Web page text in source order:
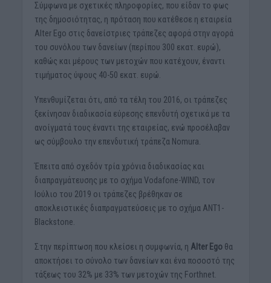
Σύμφωνα με σχετικές πληροφορίες, που είδαν το φως
της δημοσιότητας, η πρόταση που κατέθεσε η εταιρεία
Alter Ego στις δανείστριες τράπεζες αφορά στην αγορά
του συνόλου των δανείων (περίπου 300 εκατ. ευρώ),
καθώς και μέρους των μετοχών που κατέχουν, έναντι
τιμήματος ύψους 40-50 εκατ. ευρώ.
Υπενθυμίζεται ότι, από τα τέλη του 2016, οι τράπεζες
ξεκίνησαν διαδικασία εύρεσης επενδυτή σχετικά με τα
ανοίγματά τους έναντι της εταιρείας, ενώ προσέλαβαν
ως σύμβουλο την επενδυτική τράπεζα Nomura.
Έπειτα από σχεδόν τρία χρόνια διαδικασίας και
διαπραγμάτευσης με το σχήμα Vodafone-WIND, τον
Ιούλιο του 2019 οι τράπεζες βρέθηκαν σε
αποκλειστικές διαπραγματεύσεις με το σχήμα ΑΝΤ1-
Blackstone.
Στην περίπτωση που κλείσει η συμφωνία, η Alter Egoθα
αποκτήσει το σύνολο των δανείων και ένα ποσοστό της
τάξεως του 32% με 33% των μετοχών της Forthnet.